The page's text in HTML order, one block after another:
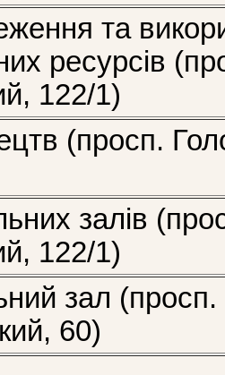
та
ресурсів
122/1)
(просп.
залів
122/1)
зал (просп.
60)